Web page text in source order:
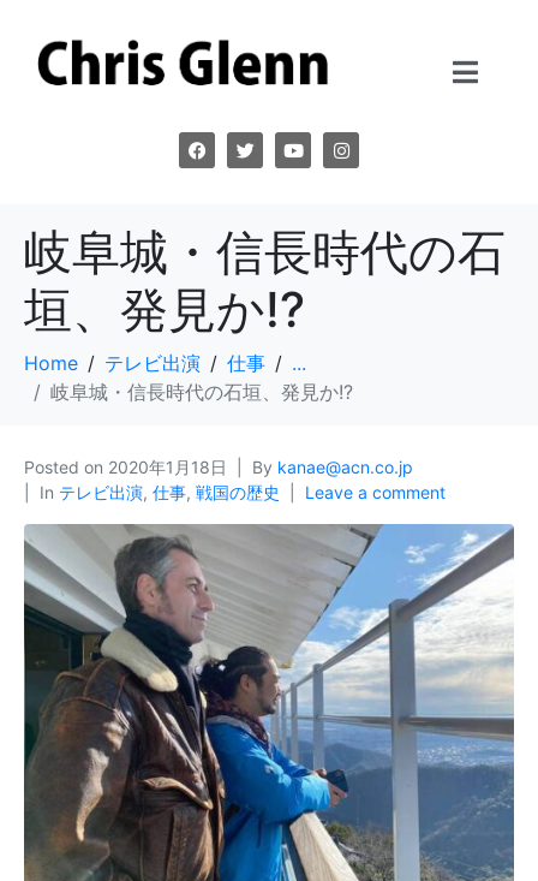
岐阜城・信長時代の石
垣、発見か!?
Home テレビ出演 仕事
...
岐阜城・信長時代の石垣、発見か!?
Posted on 2020年1月18日 By kanae@acn.co.jp
In テレビ出演, 仕事, 戦国の歴史 Leave a comment